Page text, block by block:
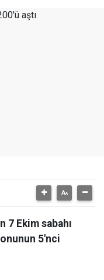
7 Ekim sabahı
5'nci